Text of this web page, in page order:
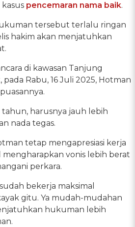
kasus pencemaran nama baik.
tersebut terlalu ringan
hakim akan menjatuhkan
di kawasan Tanjung
Rabu, 16 Juli 2025, Hotman
harusnya jauh lebih
nada tegas.
tetap mengapresiasi kerja
mengharapkan vonis lebih berat
perkara.
bekerja maksimal
gitu. Ya mudah-mudahan
hukuman lebih